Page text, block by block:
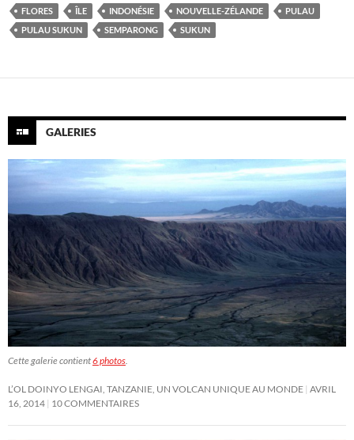
FLORES ÎLE INDONÉSIE NOUVELLE-ZÉLANDE
PULAU
PULAU SUKUN
SEMPARONG SUKUN
GALERIES
Cette galerie contient6 photos.
L’OL DOINYO LENGAI, TANZANIE, UN VOLCAN UNIQUE AU MONDE AVRIL
16, 2014 10 COMMENTAIRES